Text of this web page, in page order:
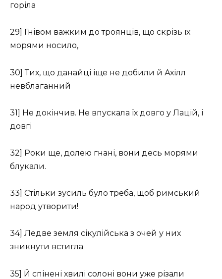
горіла
29] Гнівом важким до троянців, що скрізь їх
морями носило,
30] Тих, що данайці іще не добили й Ахілл
невблаганний
31] Не докінчив. Не впускала їх довго у Лацій, і
довгі
32] Роки ще, долею гнані, вони десь морями
блукали.
33] Стільки зусиль було треба, щоб римський
народ утворити!
34] Ледве земля сікулійська з очей у них
зникнути встигла
35] Й спінені хвилі солоні вони уже різали